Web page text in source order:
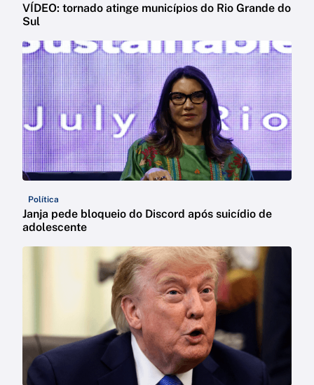
VÍDEO: tornado atinge municípios do Rio Grande do
Sul
Política
Janja pede bloqueio do Discord após suicídio de
adolescente